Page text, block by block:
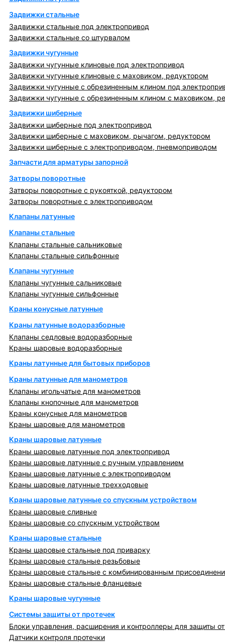
Задвижки стальные
Задвижки стальные под электропривод
Задвижки стальные со штурвалом
Задвижки чугунные
Задвижки чугунные клиновые под электропривод
Задвижки чугунные клиновые с маховиком, редуктором
Задвижки чугунные с обрезиненным клином под
Задвижки чугунные с обрезиненным клином с маховиком,
Задвижки шиберные
Задвижки шиберные под электропривод
Задвижки шиберные с маховиком, рычагом, редуктором
Задвижки шиберные с электроприводом, пневмоприводом
Запчасти для арматуры запорной
Затворы поворотные
Затворы поворотные с рукояткой, редуктором
Затворы поворотные с электроприводом
Клапаны латунные
Клапаны стальные
Клапаны стальные сальниковые
Клапаны стальные сильфонные
Клапаны чугунные
Клапаны чугунные сальниковые
Клапаны чугунные сильфонные
Краны конусные латунные
Краны латунные водоразборные
Клапаны седловые водоразборные
Краны шаровые водоразборные
Краны латунные для бытовых приборов
Краны латунные для манометров
Клапаны игольчатые для манометров
Клапаны кнопочные для манометров
Краны конусные для манометров
Краны шаровые для манометров
Краны шаровые латунные
Краны шаровые латунные под электропривод
Краны шаровые латунные с ручным управлением
Краны шаровые латунные с электроприводом
Краны шаровые латунные трехходовые
Краны шаровые латунные со спускным устройством
Краны шаровые сливные
Краны шаровые со спускным устройством
Краны шаровые стальные
Краны шаровые стальные под приварку
Краны шаровые стальные резьбовые
Краны шаровые стальные с комбинированным
Краны шаровые стальные фланцевые
Краны шаровые чугунные
Системы защиты от протечек
Блоки управления, расширения и контроллеры для защиты
Датчики контроля протечки